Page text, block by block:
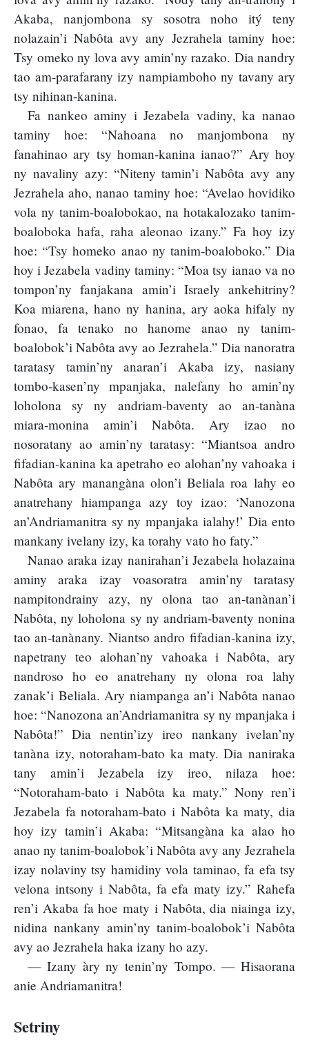
Akaba, nanjombona sy sosotra noho itý teny
nolazain’i Nabôta avy any Jezrahela taminy hoe:
Tsy omeko ny lova avy amin’ny razako. Dia nandry
tao am-parafarany izy nampiamboho ny tavany ary
tsy nihinan-kanina.
Fa nankeo aminy i Jezabela vadiny, ka nanao
taminy hoe: “Nahoana no manjombona ny
fanahinao ary tsy homan-kanina ianao?” Ary hoy
ny navaliny azy: “Niteny tamin’i Nabôta avy any
Jezrahela aho, nanao taminy hoe: “Avelao hovidiko
vola ny tanim-boalobokao, na hotakalozako tanim-
boaloboka hafa, raha aleonao izany.” Fa hoy izy
hoe: “Tsy homeko anao ny tanim-boaloboko.” Dia
hoy i Jezabela vadiny taminy: “Moa tsy ianao va no
tompon’ny fanjakana amin’i Israely ankehitriny?
Koa miarena, hano ny hanina, ary aoka hifaly ny
fonao, fa tenako no hanome anao ny tanim-
boalobok’i Nabôta avy ao Jezrahela.” Dia nanoratra
taratasy tamin’ny anaran’i Akaba izy, nasiany
tombo-kasen’ny mpanjaka, nalefany ho amin’ny
loholona sy ny andriam-baventy ao an-tanàna
miara-monina amin’i Nabôta. Ary izao no
nosoratany ao amin’ny taratasy: “Miantsoa andro
fifadian-kanina ka apetraho eo alohan’ny vahoaka i
Nabôta ary manangàna olon’i Beliala roa lahy eo
anatrehany hiampanga azy toy izao: ‘Nanozona
an’Andriamanitra sy ny mpanjaka ialahy!’ Dia ento
mankany ivelany izy, ka torahy vato ho faty.”
Nanao araka izay nanirahan’i Jezabela holazaina
aminy araka izay voasoratra amin’ny taratasy
nampitondrainy azy, ny olona tao an-tanànan’i
Nabôta, ny loholona sy ny andriam-baventy nonina
tao an-tanànany. Niantso andro fifadian-kanina izy,
napetrany teo alohan’ny vahoaka i Nabôta, ary
nandroso ho eo anatrehany ny olona roa lahy
zanak’i Beliala. Ary niampanga an’i Nabôta nanao
hoe: “Nanozona an’Andriamanitra sy ny mpanjaka i
Nabôta!” Dia nentin’izy ireo nankany ivelan’ny
tanàna izy, notoraham-bato ka maty. Dia naniraka
tany amin’i Jezabela izy ireo, nilaza hoe:
“Notoraham-bato i Nabôta ka maty.” Nony ren’i
Jezabela fa notoraham-bato i Nabôta ka maty, dia
hoy izy tamin’i Akaba: “Mitsangàna ka alao ho
anao ny tanim-boalobok’i Nabôta avy any Jezrahela
izay nolaviny tsy hamidiny vola taminao, fa efa tsy
velona intsony i Nabôta, fa efa maty izy.” Rahefa
ren’i Akaba fa hoe maty i Nabôta, dia niainga izy,
nidina nankany amin’ny tanim-boalobok’i Nabôta
avy ao Jezrahela haka izany ho azy.
— Izany àry ny tenin’ny Tompo. — Hisaorana
anie Andriamanitra!
Setriny